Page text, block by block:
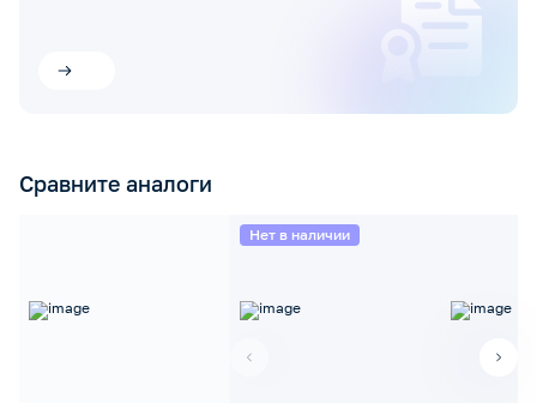
Сравните аналоги
Нет в наличии